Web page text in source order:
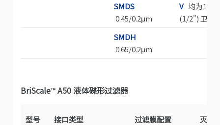
SMDS
0.45/0.2μm
V均为13
(1/2") 卫生
SMDH
0.65/0.2μm
BriScale™A50 液体碟形过滤器
型号 接口类型 过滤膜配置 灭菌